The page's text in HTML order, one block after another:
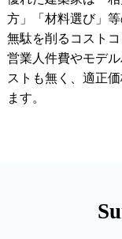
方」「材料選び」
無駄を削るコストコ
営業人件費やモデ
ストも無く、適正
ます。